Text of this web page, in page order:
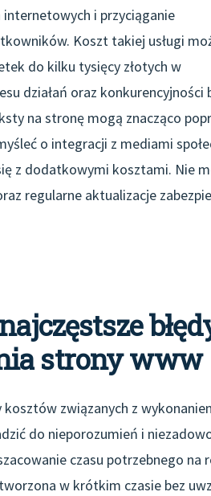
i przyciąganie
Koszt takiej usługi
do kilku tysięcy złotych w
działań oraz
na stronę mogą znacząco
o integracji z mediami
z dodatkowymi kosztami. Nie
regularne aktualizacje
strony www
kosztów związanych z
do nieporozumień i
czasu potrzebnego
w krótkim czasie bez